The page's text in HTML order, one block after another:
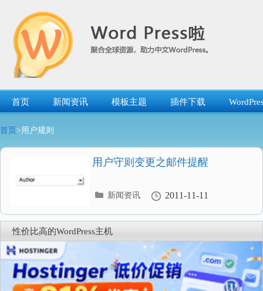
首页 新闻资讯 模板主题 插件下载
首页 >用户规则
用户守则变更之邮件提醒
2011-11-11
分
录
新闻资讯
性价比高的WordPress主机